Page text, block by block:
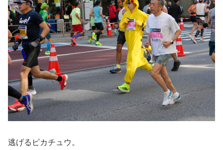
逃げるピカチュウ。